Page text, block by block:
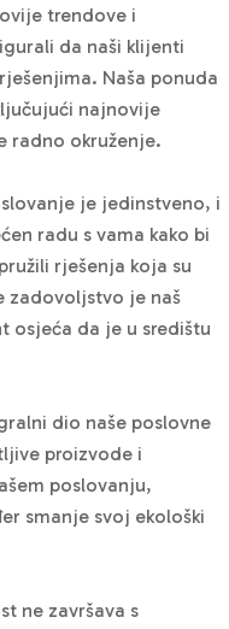
trendove i
da naši klijenti
Naša ponuda
najnovije
radno okruženje.
je jedinstveno, i
radu s vama kako bi
rješenja koja su
zadovoljstvo je naš
osjeća da je u središtu
dio naše poslovne
proizvode i
poslovanju,
smanje svoj ekološki
ne završava s